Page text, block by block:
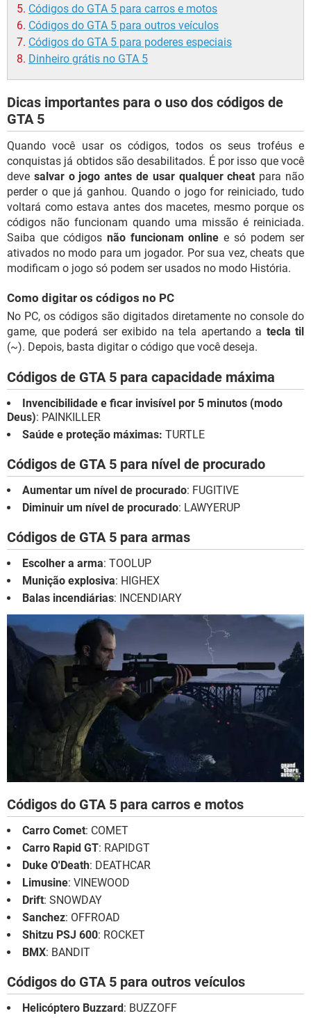
Códigos do GTA 5 para carros e motos
Códigos do GTA 5 para outros veículos
Códigos do GTA 5 para poderes especiais
Dinheiro grátis no GTA 5
Dicas importantes para o uso dos códigos de
GTA 5
Quando você usar os códigos, todos os seus troféus e
conquistas já obtidos são desabilitados. É por isso que você
deve salvar o jogo antes de usar qualquer cheat para não
perder o que já ganhou. Quando o jogo for reiniciado, tudo
voltará como estava antes dos macetes, mesmo porque os
códigos não funcionam quando uma missão é reiniciada.
Saiba que códigos não funcionam online e só podem ser
ativados no modo para um jogador. Por sua vez, cheats que
modificam o jogo só podem ser usados no modo História.
Como digitar os códigos no PC
No PC, os códigos são digitados diretamente no console do
game, que poderá ser exibido na tela apertando a tecla til
(~). Depois, basta digitar o código que você deseja.
Códigos de GTA 5 para capacidade máxima
Invencibilidade e ficar invisível por 5 minutos (modo
Deus): PAINKILLER
Saúde e proteção máximas: TURTLE
Códigos de GTA 5 para nível de procurado
Aumentar um nível de procurado: FUGITIVE
Diminuir um nível de procurado: LAWYERUP
Códigos de GTA 5 para armas
Escolher a arma: TOOLUP
Munição explosiva: HIGHEX
Balas incendiárias: INCENDIARY
Códigos do GTA 5 para carros e motos
Carro Comet: COMET
Carro Rapid GT: RAPIDGT
Duke O'Death: DEATHCAR
Limusine: VINEWOOD
Drift: SNOWDAY
Sanchez: OFFROAD
Shitzu PSJ 600: ROCKET
BMX: BANDIT
Códigos do GTA 5 para outros veículos
Helicóptero Buzzard: BUZZOFF